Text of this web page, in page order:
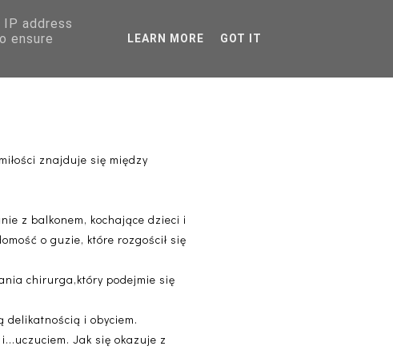
ZAGRANICZNA
znajduje się między
z balkonem, kochające dzieci i
o guzie, które rozgościł się
chirurga,który podejmie się
delikatnością i obyciem.
Jak się okazuje z
address
ensure
LEARN MORE GOT IT